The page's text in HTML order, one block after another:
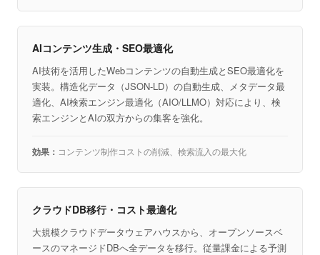
AIコンテンツ生成・SEO最適化
AI技術を活用したWebコンテンツの自動生成とSEO最適化を
実装。構造化データ（JSON-LD）の自動生成、メタデータ最
適化、AI検索エンジン最適化（AIO/LLMO）対応により、検
索エンジンとAIの双方からの集客を強化。
コンテンツ制作コストの削減、検索流入の最大化
クラウドDB移行・コスト最適化
大規模クラウドデータウェアハウスから、オープンソースベ
ースのマネージドDBへ全データを移行。従量課金による予測